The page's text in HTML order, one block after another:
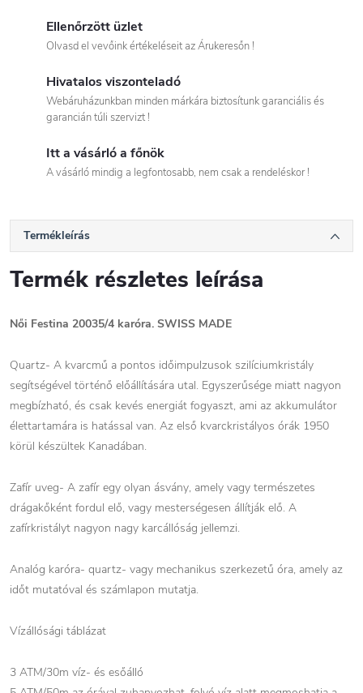
Ellenőrzött üzlet
Olvasd el vevőink értékeléseit az Árukeresőn !
Hivatalos viszonteladó
Webáruházunkban minden márkára biztosítunk garanciális és
garancián túli szervizt !
Itt a vásárló a főnök
A vásárló mindig a legfontosabb, nem csak a rendeléskor !
Termékleírás
Termék részletes leírása
Női Festina 20035/4 karóra. SWISS MADE
Quartz- A kvarcmű a pontos időimpulzusok szilíciumkristály
segítségével történő előállítására utal. Egyszerűsége miatt nagyon
megbízható, és csak kevés energiát fogyaszt, ami az akkumulátor
élettartamára is hatással van. Az első kvarckristályos órák 1950
körül készültek Kanadában.
Zafír uveg- A zafír egy olyan ásvány, amely vagy természetes
drágakőként fordul elő, vagy mesterségesen állítják elő. A
zafírkristályt nagyon nagy karcállóság jellemzi.
Analóg karóra- quartz- vagy mechanikus szerkezetű óra, amely az
időt mutatóval és számlapon mutatja.
Vízállósági táblázat
3 ATM/30m víz- és esőálló